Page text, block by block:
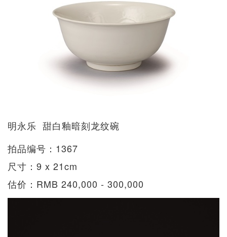
明永乐 甜白釉暗刻龙纹碗
拍品编号：1367
尺寸：9 x 21cm
估价：RMB 240,000 - 300,000